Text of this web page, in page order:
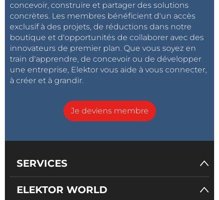
Capteur radar AWR2944P :Amélioration
du rapport signal/bruit, capacité de calcul
accrue et intégration d’algorithmes d’IA
pour une détection optimisée.
Applications :
Optimisation des systèmes d’aide à la
et précise des obstacles.
Renforcement de la communication et du
Facilitation du déploiement de
fonctionnalités d’autonomie sur une
gamme élargie de modèles de véhicules.
concevoir, construire et partager des solutions
concrètes. Les membres bénéficient d'un accès
exclusif à des projets, de réductions dans notre
boutique et d'opportunités de collaborer avec des
innovateurs de premier plan. Que vous soyez en
train d'apprendre, de concevoir ou de développer
une entreprise, Elektor vous aide à vous connecter,
à créer et à grandir.
Je deviens membre
SERVICES
ELEKTOR WORLD